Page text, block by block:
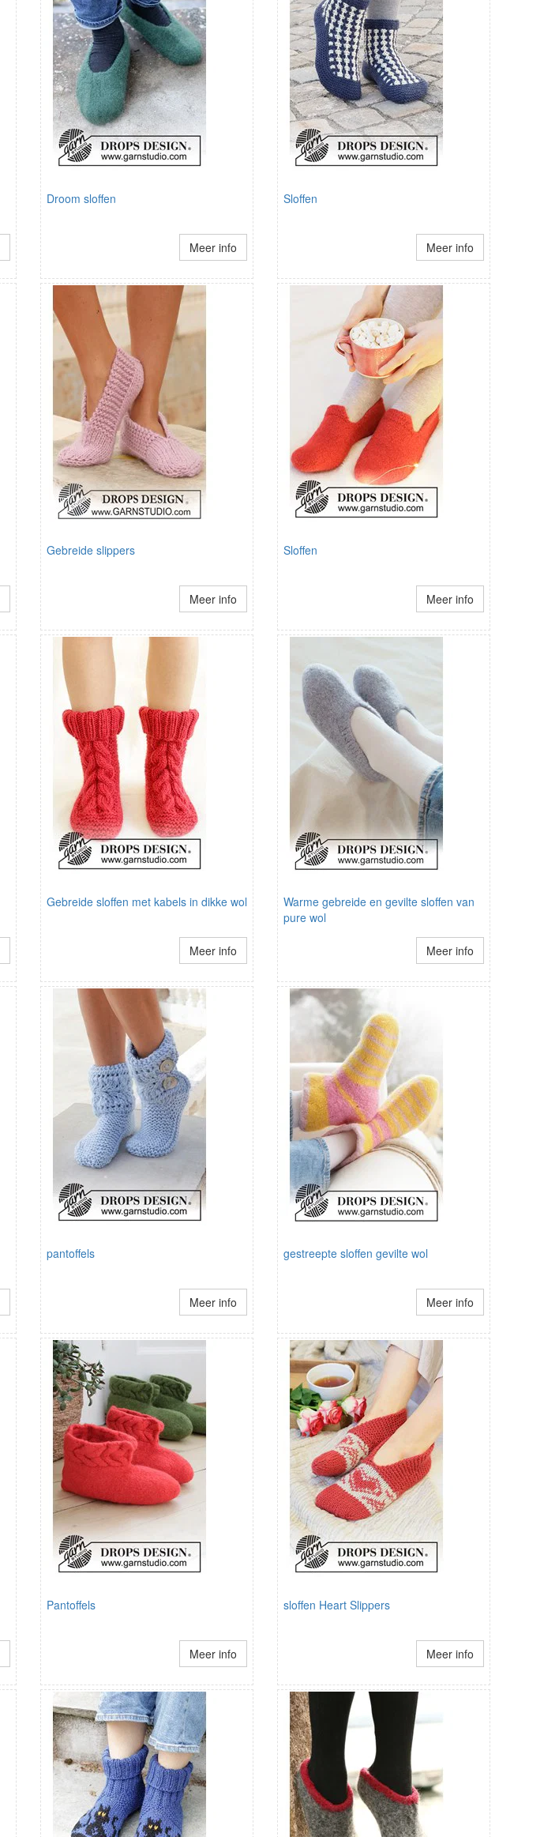
Droom sloffen
Meer info
Sloffen
Meer info
Gebreide slippers
Meer info
Sloffen
Meer info
Gebreide sloffen met kabels in dikke wol
Meer info
Warme gebreide en gevilte sloffen van
pure wol
Meer info
pantoffels
Meer info
gestreepte sloffen gevilte wol
Meer info
Pantoffels
Meer info
sloffen Heart Slippers
Meer info